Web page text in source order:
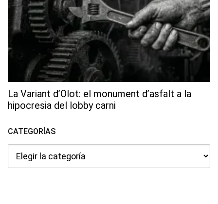
La Variant d’Olot: el monument d’asfalt a la
hipocresia del lobby carni
CATEGORÍAS